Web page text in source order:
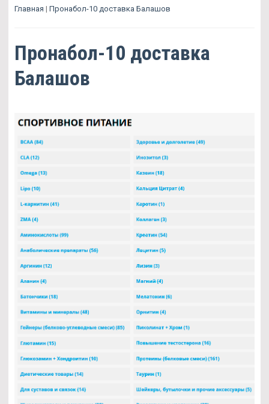
Главная | Пронабол-10 доставка Балашов
Пронабол-10 доставка
Балашов